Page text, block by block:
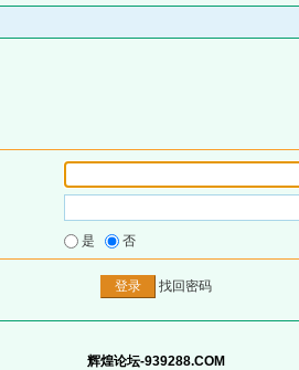
是 否
找回密码
辉煌论坛-939288.COM